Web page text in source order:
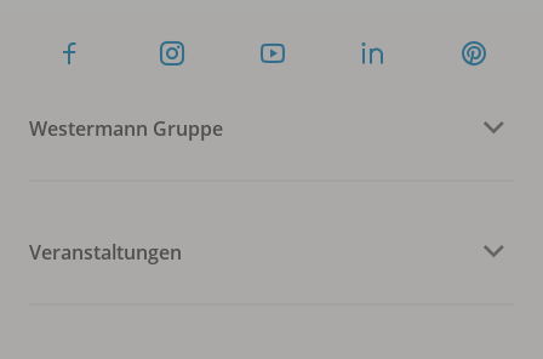
Westermann Gruppe
Veranstaltungen